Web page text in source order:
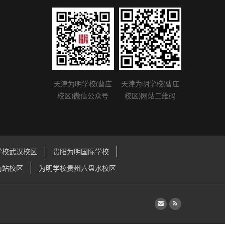
天津为明学校(曹庄
校区)微信公众号
天津为明学校(曹庄
校区)网站二维码
武汉校区
贵阳为明国际学校
校区
为明学校贵州六盘水校区